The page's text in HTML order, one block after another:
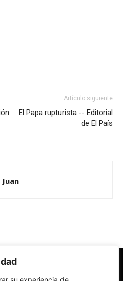
Artículo siguiente
El Papa rupturista -- Editorial
de El País
Juan